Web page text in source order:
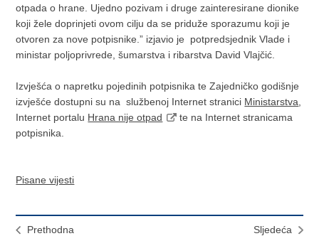
otpada o hrane. Ujedno pozivam i druge zainteresirane dionike
koji žele doprinjeti ovom cilju da se priduže sporazumu koji je
otvoren za nove potpisnike.” izjavio je potpredsjednik Vlade i
ministar poljoprivrede, šumarstva i ribarstva David Vlajčić.
Izvješća o napretku pojedinih potpisnika te Zajedničko godišnje
izvješće dostupni su na službenoj Internet stranici Ministarstva
Internet portalu Hrana nije otpad
te na Internet stranicama
potpisnika.
Pisane vijesti
Prethodna
Sljedeća